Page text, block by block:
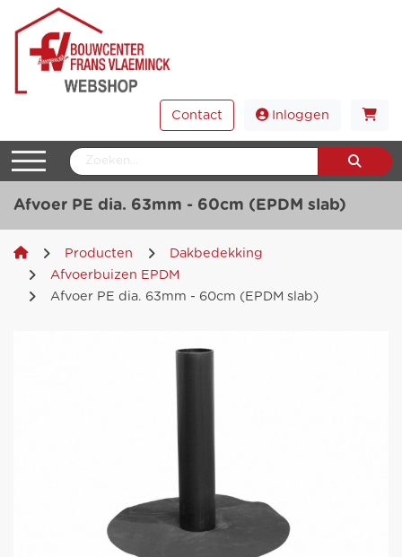
Contact Inloggen
Afvoer PE dia. 63mm - 60cm (EPDM slab)
Producten
Dakbedekking
Afvoerbuizen EPDM
Afvoer PE dia. 63mm - 60cm (EPDM slab)